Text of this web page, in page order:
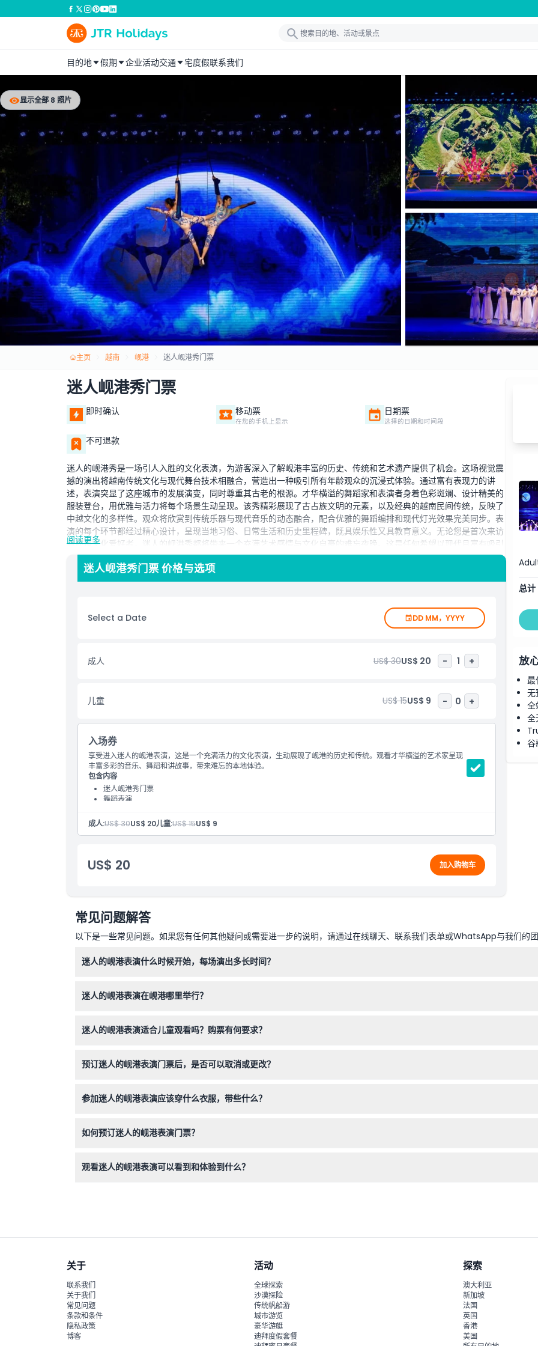
目的地 假期 企业活动交通 宅度假联系我们
显示全部 8 照片
主页 越南 岘港 迷人岘港秀门票
迷人岘港秀门票
即时确认 移动票
在您的手机上显示
日期票
选择的日期和时间段
不可退款
迷人的岘港秀是一场引人入胜的文化表演，为游客深入了解岘港丰富的历史、传统和艺术遗产提供了机会。这场视觉震
撼的演出将越南传统文化与现代舞台技术相融合，营造出一种吸引所有年龄观众的沉浸式体验。通过富有表现力的讲
述，表演突显了这座城市的发展演变，同时尊重其古老的根源。才华横溢的舞蹈家和表演者身着色彩斑斓、设计精美的
服装登台，用优雅与活力将每个场景生动呈现。该秀精彩展现了古占族文明的元素，以及经典的越南民间传统，反映了
中越文化的多样性。观众将欣赏到传统乐器与现代音乐的动态融合，配合优雅的舞蹈编排和现代灯光效果完美同步。表
演的每个环节都经过精心设计，呈现当地习俗、日常生活和历史里程碑，既具娱乐性又具教育意义。无论您是首次来访
者还是文化爱好者，迷人的岘港秀都将带来一个充满艺术感情与文化自豪的难忘夜晚。这是任何希望以现代且富有吸引
力的方式体验岘港真正文化精神的游客必看的景点。
包含项
儿童成人政策
需要了解的事项
着装要求
取消政策
阅读更多
迷人岘港秀门票 价格与选项
Select a Date DD MM，YYYY
成人 US$ 30US$ 20 - 1 +
儿童 US$ 15US$ 9 - 0 +
入场券
享受进入迷人的岘港表演，这是一个充满活力的文化表演，生动展现了岘港的历史和传统。观看才华横溢的艺术家呈现
丰富多彩的音乐、舞蹈和讲故事，带来难忘的本地体验。
包含内容
迷人岘港秀门票
舞蹈表演
成人:US$ 30US$ 20儿童:US$ 15US$ 9
US$ 20 加入购物车
总计
放
最
无
全
全
谷
常见问题解答
以下是一些常见问题。如果您有任何其他疑问或需要进一步的说明，请通过在线聊天、联系我们表单或WhatsApp与我们的团
迷人的岘港表演什么时候开始，每场演出多长时间？
迷人的岘港表演在岘港哪里举行？
迷人的岘港表演适合儿童观看吗？购票有何要求？
预订迷人的岘港表演门票后，是否可以取消或更改？
参加迷人的岘港表演应该穿什么衣服，带些什么？
如何预订迷人的岘港表演门票？
观看迷人的岘港表演可以看到和体验到什么？
关于
联系我们
关于我们
常见问题
条款和条件
隐私政策
博客
活动
全球探索
沙漠探险
传统帆船游
城市游览
豪华游艇
迪拜度假套餐
探索
澳大利亚
新加坡
法国
英国
香港
美国